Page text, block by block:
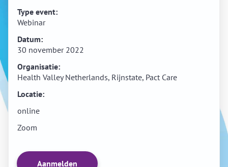
Type event:
Webinar
Datum:
30 november 2022
Organisatie:
Health Valley Netherlands, Rijnstate, Pact Care
Locatie:
online
Zoom
Aanmelden